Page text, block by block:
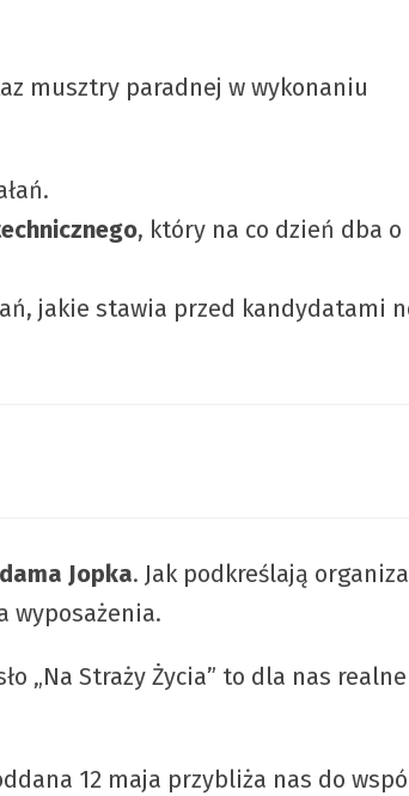
musztry paradnej w wykonaniu
, który na co dzień dba o
jakie stawia przed kandydatami
Jopka. Jak podkreślają
wyposażenia.
„Na Straży Życia” to dla nas realne
12 maja przybliża nas do